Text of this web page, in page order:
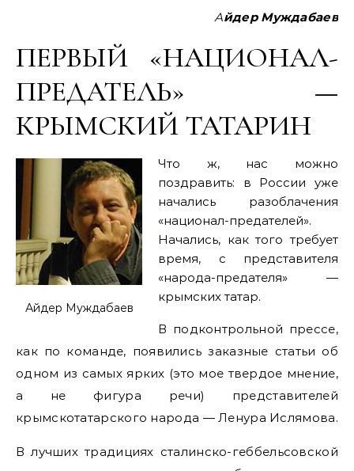
Айдер Муждабаев
ПЕРВЫЙ «НАЦИОНАЛ-
ПРЕДАТЕЛЬ» —
КРЫМСКИЙ ТАТАРИН
Айдер Муждабаев
Что ж, нас можно
поздравить: в России уже
начались разоблачения
«национал-предателей».
Начались, как того требует
время, с представителя
«народа-предателя» —
крымских татар.
В подконтрольной прессе,
как по команде, появились заказные статьи об
одном из самых ярких (это мое твердое мнение,
а не фигура речи) представителей
крымскотатарского народа — Ленура Ислямова.
В лучших традициях сталинско-геббельсовской